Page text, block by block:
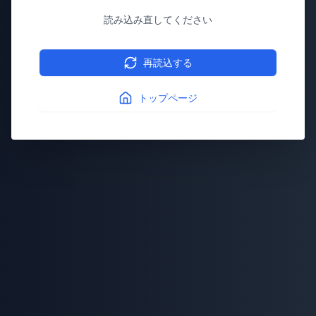
読み込み直してください
再読込する
トップページ